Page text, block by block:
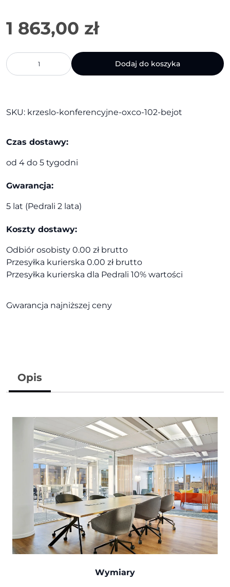
1 863,00 zł
ilość
Krzesło
konferencyjne
|
Dodaj do koszyka
SKU: krzeslo-konferencyjne-oxco-102-bejot
Czas dostawy:
od 4 do 5 tygodni
Gwarancja:
5 lat (Pedrali 2 lata)
Koszty dostawy:
Odbiór osobisty 0.00 zł brutto
Przesyłka kurierska 0.00 zł brutto
Przesyłka kurierska dla Pedrali 10% wartości
Gwarancja najniższej ceny
Opis
Wymiary